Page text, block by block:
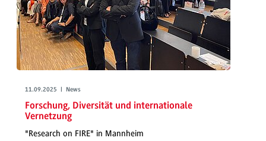
11.09.2025 | News
Forschung, Diversität und internationale
Vernetzung
"Research on FIRE" in Mannheim